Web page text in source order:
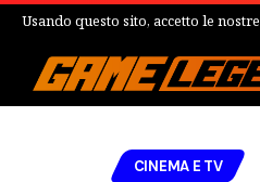
Usando questo sito, accetto le nostre
CINEMA E TV